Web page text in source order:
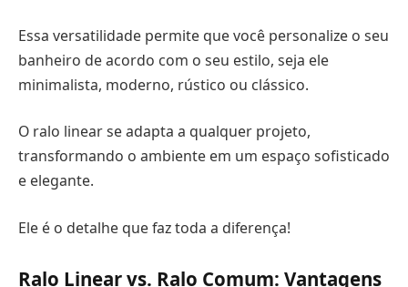
Essa versatilidade permite que você personalize o seu
banheiro de acordo com o seu estilo, seja ele
minimalista, moderno, rústico ou clássico.
O ralo linear se adapta a qualquer projeto,
transformando o ambiente em um espaço sofisticado
e elegante.
Ele é o detalhe que faz toda a diferença!
Ralo Linear vs. Ralo Comum: Vantagens